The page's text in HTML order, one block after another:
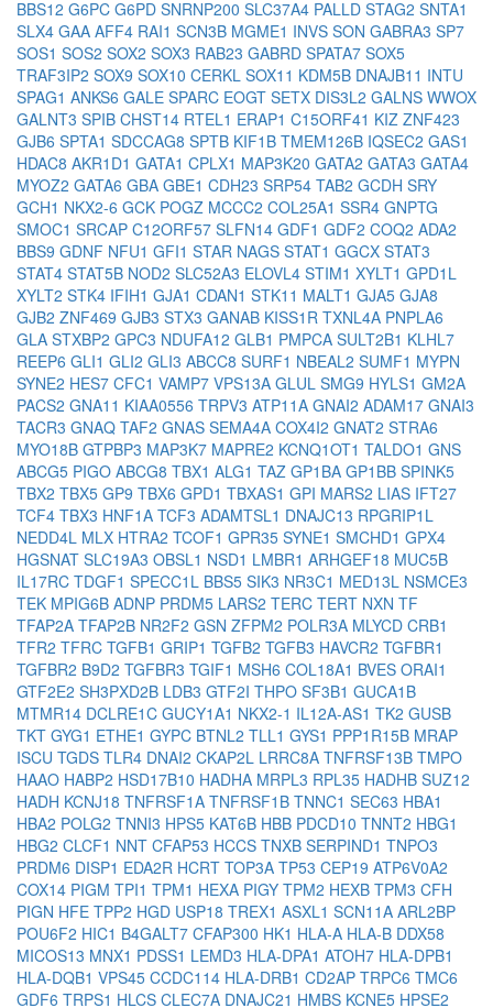
BBS12 G6PC G6PD SNRNP200 SLC37A4 PALLD STAG2 SNTA1
SLX4 GAA AFF4 RAI1 SCN3B MGME1 INVS SON GABRA3 SP7
SOS1 SOS2 SOX2 SOX3 RAB23 GABRD SPATA7 SOX5
TRAF3IP2 SOX9 SOX10 CERKL SOX11 KDM5B DNAJB11 INTU
SPAG1 ANKS6 GALE SPARC EOGT SETX DIS3L2 GALNS WWOX
GALNT3 SPIB CHST14 RTEL1 ERAP1 C15ORF41 KIZ ZNF423
GJB6 SPTA1 SDCCAG8 SPTB KIF1B TMEM126B IQSEC2 GAS1
HDAC8 AKR1D1 GATA1 CPLX1 MAP3K20 GATA2 GATA3 GATA4
MYOZ2 GATA6 GBA GBE1 CDH23 SRP54 TAB2 GCDH SRY
GCH1 NKX2-6 GCK POGZ MCCC2 COL25A1 SSR4 GNPTG
SMOC1 SRCAP C12ORF57 SLFN14 GDF1 GDF2 COQ2 ADA2
BBS9 GDNF NFU1 GFI1 STAR NAGS STAT1 GGCX STAT3
STAT4 STAT5B NOD2 SLC52A3 ELOVL4 STIM1 XYLT1 GPD1L
XYLT2 STK4 IFIH1 GJA1 CDAN1 STK11 MALT1 GJA5 GJA8
GJB2 ZNF469 GJB3 STX3 GANAB KISS1R TXNL4A PNPLA6
GLA STXBP2 GPC3 NDUFA12 GLB1 PMPCA SULT2B1 KLHL7
REEP6 GLI1 GLI2 GLI3 ABCC8 SURF1 NBEAL2 SUMF1 MYPN
SYNE2 HES7 CFC1 VAMP7 VPS13A GLUL SMG9 HYLS1 GM2A
PACS2 GNA11 KIAA0556 TRPV3 ATP11A GNAI2 ADAM17 GNAI3
TACR3 GNAQ TAF2 GNAS SEMA4A COX4I2 GNAT2 STRA6
MYO18B GTPBP3 MAP3K7 MAPRE2 KCNQ1OT1 TALDO1 GNS
ABCG5 PIGO ABCG8 TBX1 ALG1 TAZ GP1BA GP1BB SPINK5
TBX2 TBX5 GP9 TBX6 GPD1 TBXAS1 GPI MARS2 LIAS IFT27
TCF4 TBX3 HNF1A TCF3 ADAMTSL1 DNAJC13 RPGRIP1L
NEDD4L MLX HTRA2 TCOF1 GPR35 SYNE1 SMCHD1 GPX4
HGSNAT SLC19A3 OBSL1 NSD1 LMBR1 ARHGEF18 MUC5B
IL17RC TDGF1 SPECC1L BBS5 SIK3 NR3C1 MED13L NSMCE3
TEK MPIG6B ADNP PRDM5 LARS2 TERC TERT NXN TF
TFAP2A TFAP2B NR2F2 GSN ZFPM2 POLR3A MLYCD CRB1
TFR2 TFRC TGFB1 GRIP1 TGFB2 TGFB3 HAVCR2 TGFBR1
TGFBR2 B9D2 TGFBR3 TGIF1 MSH6 COL18A1 BVES ORAI1
GTF2E2 SH3PXD2B LDB3 GTF2I THPO SF3B1 GUCA1B
MTMR14 DCLRE1C GUCY1A1 NKX2-1 IL12A-AS1 TK2 GUSB
TKT GYG1 ETHE1 GYPC BTNL2 TLL1 GYS1 PPP1R15B MRAP
ISCU TGDS TLR4 DNAI2 CKAP2L LRRC8A TNFRSF13B TMPO
HAAO HABP2 HSD17B10 HADHA MRPL3 RPL35 HADHB SUZ12
HADH KCNJ18 TNFRSF1A TNFRSF1B TNNC1 SEC63 HBA1
HBA2 POLG2 TNNI3 HPS5 KAT6B HBB PDCD10 TNNT2 HBG1
HBG2 CLCF1 NNT CFAP53 HCCS TNXB SERPIND1 TNPO3
PRDM6 DISP1 EDA2R HCRT TOP3A TP53 CEP19 ATP6V0A2
COX14 PIGM TPI1 TPM1 HEXA PIGY TPM2 HEXB TPM3 CFH
PIGN HFE TPP2 HGD USP18 TREX1 ASXL1 SCN11A ARL2BP
POU6F2 HIC1 B4GALT7 CFAP300 HK1 HLA-A HLA-B DDX58
MICOS13 MNX1 PDSS1 LEMD3 HLA-DPA1 ATOH7 HLA-DPB1
HLA-DQB1 VPS45 CCDC114 HLA-DRB1 CD2AP TRPC6 TMC6
GDF6 TRPS1 HLCS CLEC7A DNAJC21 HMBS KCNE5 HPSE2